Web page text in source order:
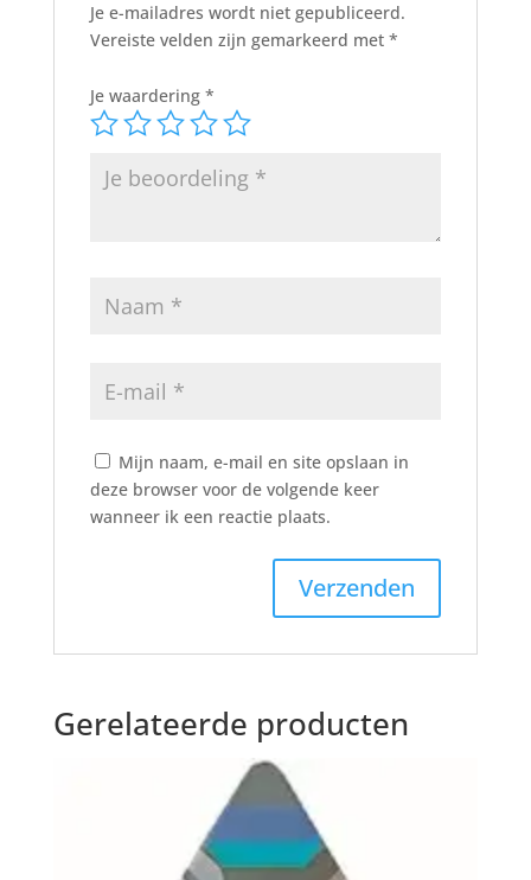
Je e-mailadres wordt niet gepubliceerd.
Vereiste velden zijn gemarkeerd met *
Je waardering *
Mijn naam, e-mail en site opslaan in
deze browser voor de volgende keer
wanneer ik een reactie plaats.
Gerelateerde producten